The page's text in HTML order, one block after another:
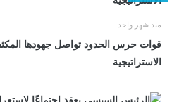
منذ شهر واحد
قوات حرس الحدود تواصل جهودها
الاستراتيجية